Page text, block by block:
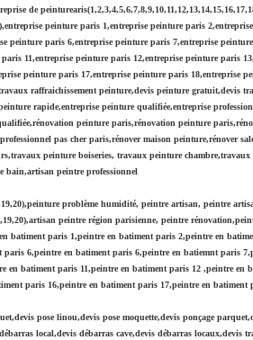
de
peinture paris 1,entreprise peinture paris
peinture paris 6,entreprise peinture paris 7,entreprise
11,entreprise peinture paris 12,entreprise peinture paris
peinture paris 17,entreprise peinture paris 18,entreprise
raffraichissement peinture,devis peinture gratuit,devis
rapide,entreprise peinture qualifiée,entreprise
peinture paris,rénovation peinture
pas cher paris,rénover maison peinture,rénover
peinture boiseries, travaux peinture chambre,travaux
bain,artisan peintre professionnel
problème humidité, peintre artisan, peintre
peintre région parisienne, peintre
batiment paris 1,peintre en batiment paris 2,peintre en
6,peintre en batiment paris 6,peintre en batiemnt paris
en batiment paris 11,peintre en batiment paris 12 ,peintre en
paris 16,peintre en batiment paris 17,peintre en batiment
pose linou,devis pose moquette,devis ponçage
local,devis débarras cave,devis débarras locaux,devis